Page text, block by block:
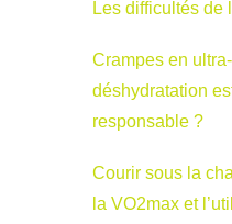
Les difficultés de
Crampes en
déshydratation
responsable ?
Courir sous la
la VO2max et